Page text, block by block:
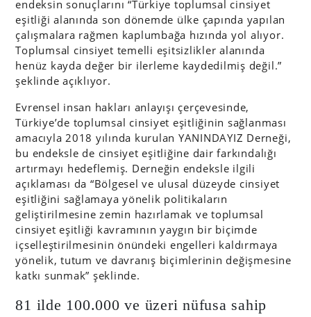
endeksin sonuçlarını “Türkiye toplumsal cinsiyet
eşitliği alanında son dönemde ülke çapında yapılan
çalışmalara rağmen kaplumbağa hızında yol alıyor.
Toplumsal cinsiyet temelli eşitsizlikler alanında
henüz kayda değer bir ilerleme kaydedilmiş değil.”
şeklinde açıklıyor.
Evrensel insan hakları anlayışı çerçevesinde,
Türkiye’de toplumsal cinsiyet eşitliğinin sağlanması
amacıyla 2018 yılında kurulan YANINDAYIZ Derneği,
bu endeksle de cinsiyet eşitliğine dair farkındalığı
artırmayı hedeflemiş. Derneğin endeksle ilgili
açıklaması da “Bölgesel ve ulusal düzeyde cinsiyet
eşitliğini sağlamaya yönelik politikaların
geliştirilmesine zemin hazırlamak ve toplumsal
cinsiyet eşitliği kavramının yaygın bir biçimde
içselleştirilmesinin önündeki engelleri kaldırmaya
yönelik, tutum ve davranış biçimlerinin değişmesine
katkı sunmak” şeklinde.
81 ilde 100.000 ve üzeri nüfusa sahip